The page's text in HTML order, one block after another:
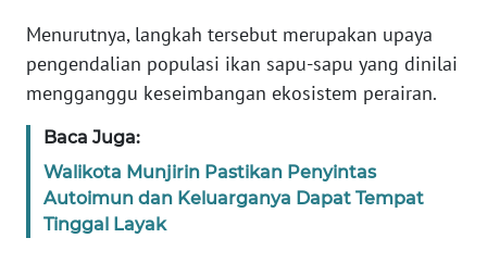
Menurutnya, langkah tersebut merupakan upaya
pengendalian populasi ikan sapu-sapu yang dinilai
mengganggu keseimbangan ekosistem perairan.
Baca Juga:
Walikota Munjirin Pastikan Penyintas
Autoimun dan Keluarganya Dapat Tempat
Tinggal Layak
SULTENG
WN
WN
BABEL